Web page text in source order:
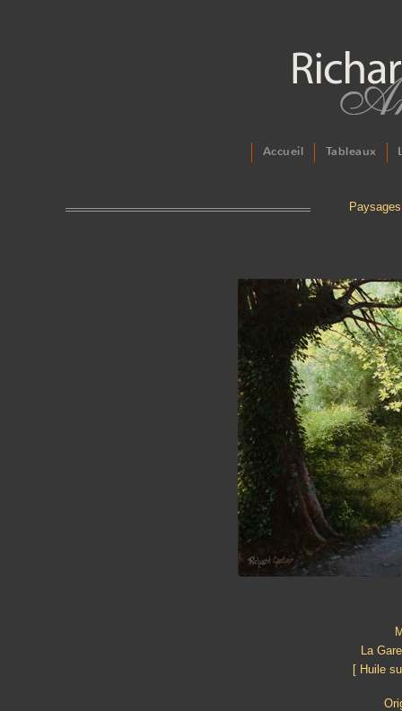
Accueil Tableaux
La
[ Huile